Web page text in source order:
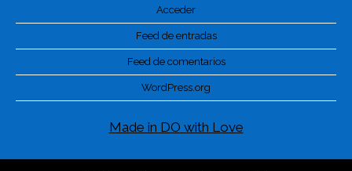
Acceder
Feed de entradas
Feed de comentarios
WordPress.org
Made in DO with Love